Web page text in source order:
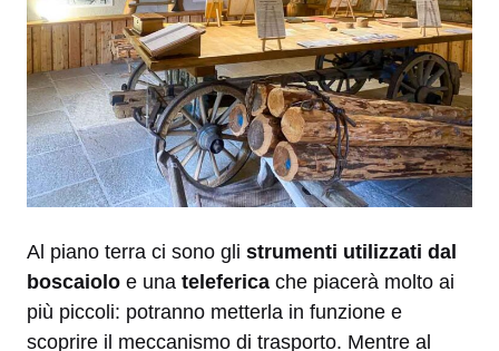
Al piano terra ci sono gli strumenti utilizzati dal
boscaiolo e una teleferica che piacerà molto ai
più piccoli: potranno metterla in funzione e
scoprire il meccanismo di trasporto. Mentre al